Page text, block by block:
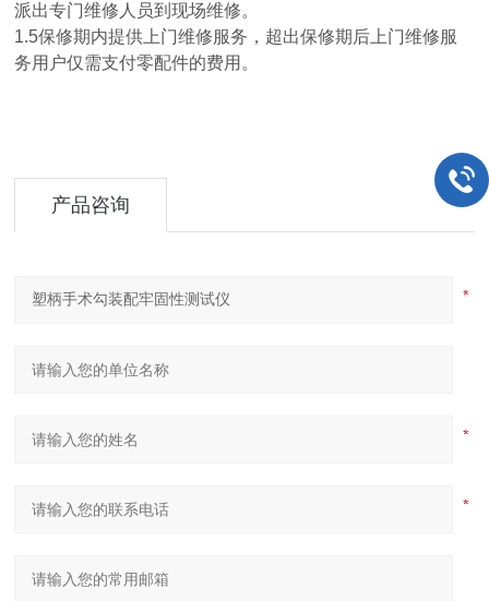
派出专门维修人员到现场维修。
1.5保修期内提供上门维修服务，超出保修期后上门维修服
务用户仅需支付零配件的费用。
产品咨询